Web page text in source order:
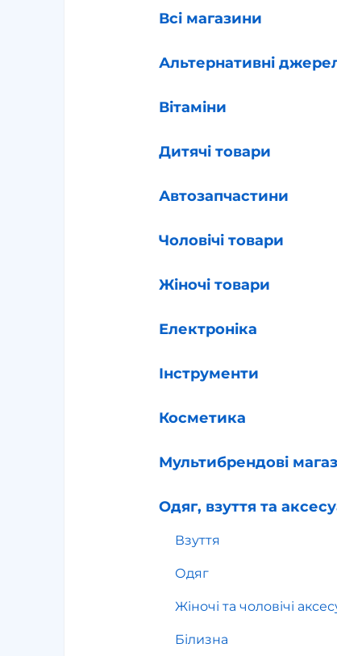
Всі магазини
Альтернативні
Вітаміни
Дитячі товари
Автозапчастини
Чоловічі товари
Жіночі товари
Електроніка
Інструменти
Косметика
Мультибрендові
Одяг, взуття та
Взуття
Одяг
Жіночі та чоловічі
Білизна